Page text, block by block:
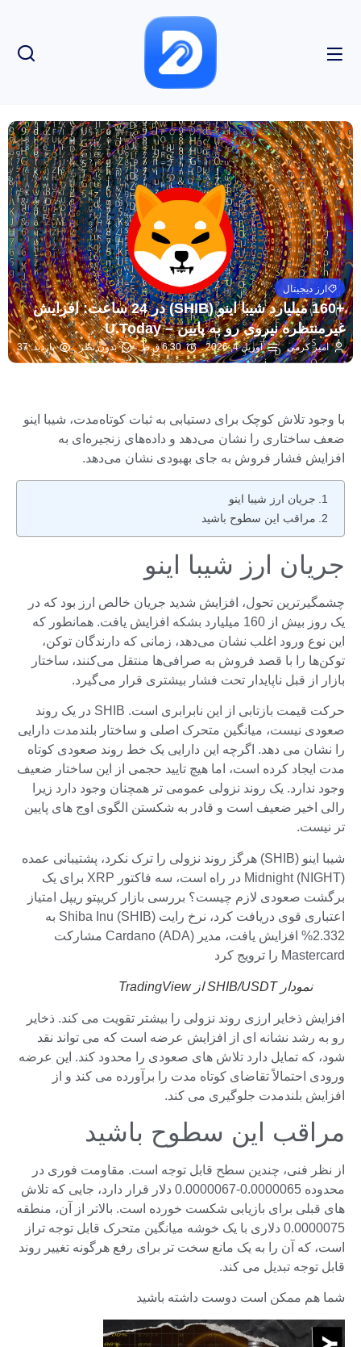
ارز دیجیتال
+160 میلیارد شیبا اینو (SHIB) در 24 ساعت: افزایش
غیرمنتظره نیروی رو به پایین – U.Today
امیر کرمی آوریل 4, 2026 6:30 ق.ظ بدون نظر بازدید: 37
با وجود تلاش کوچک برای دستیابی به ثبات کوتاه‌مدت، شیبا اینو
ضعف ساختاری را نشان می‌دهد و داده‌های زنجیره‌ای به
افزایش فشار فروش به جای بهبودی نشان می‌دهد.
جریان ارز شیبا اینو
مراقب این سطوح باشید
جریان ارز شیبا اینو
چشمگیرترین تحول، افزایش شدید جریان خالص ارز بود که در
یک روز بیش از 160 میلیارد بشکه افزایش یافت. همانطور که
این نوع ورود اغلب نشان می‌دهد، زمانی که دارندگان توکن،
توکن‌ها را با قصد فروش به صرافی‌ها منتقل می‌کنند، ساختار
بازار از قبل ناپایدار تحت فشار بیشتری قرار می‌گیرد.
حرکت قیمت بازتابی از این نابرابری است. SHIB در یک روند
صعودی نیست، میانگین متحرک اصلی و ساختار بلندمدت دارایی
را نشان می دهد. اگرچه این دارایی یک خط روند صعودی کوتاه
مدت ایجاد کرده است، اما هیچ تایید حجمی از این ساختار ضعیف
وجود ندارد. یک روند نزولی عمومی تر همچنان وجود دارد زیرا
رالی اخیر ضعیف است و قادر به شکستن الگوی اوج های پایین
تر نیست.
شیبا اینو (SHIB) هرگز روند نزولی را ترک نکرد، پشتیبانی عمده
Midnight (NIGHT) در راه است، سه فاکتور XRP برای یک
برگشت صعودی لازم چیست؟ بررسی بازار کریپتو ریپل امتیاز
اعتباری قوی دریافت کرد، نرخ رایت Shiba Inu (SHIB) به
2.332% افزایش یافت، مدیر Cardano (ADA) مشارکت
Mastercard را ترویج کرد
نمودار SHIB/USDT از TradingView
افزایش ذخایر ارزی روند نزولی را بیشتر تقویت می کند. ذخایر
رو به رشد نشانه ای از افزایش عرضه است که می تواند نقد
شود، که تمایل دارد تلاش های صعودی را محدود کند. این عرضه
ورودی احتمالاً تقاضای کوتاه مدت را برآورده می کند و از
افزایش بلندمدت جلوگیری می کند.
مراقب این سطوح باشید
از نظر فنی، چندین سطح قابل توجه است. مقاومت فوری در
محدوده 0.0000065-0.0000067 دلار قرار دارد، جایی که تلاش
های قبلی برای بازیابی شکست خورده است. بالاتر از آن، منطقه
0.0000075 دلاری با یک خوشه میانگین متحرک قابل توجه تراز
است، که آن را به یک مانع سخت تر برای رفع هرگونه تغییر روند
قابل توجه تبدیل می کند.
شما هم ممکن است دوست داشته باشید